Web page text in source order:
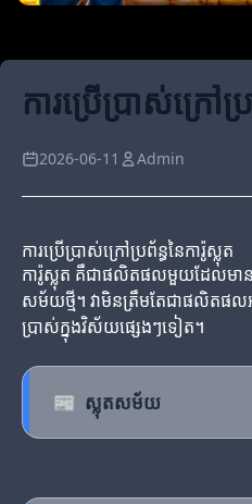
ការប្រើប្រាស់ក្រៅប្
2026-06-11 Admin
ការប្រើប្រាស់ក្រៅប្រព័ន្ធនៃការ៉ូស្លុត
ការ៉ូស្លុត គឺជាផលិតផលមួយដែលមាន
សម័យថ្មី។ វាមិនត្រឹមតែជាផលិតផលអា
ប្រាស់ក្នុងវិស័យផ្សេងៗទៀត។
📰 ស្លុតសម័យ